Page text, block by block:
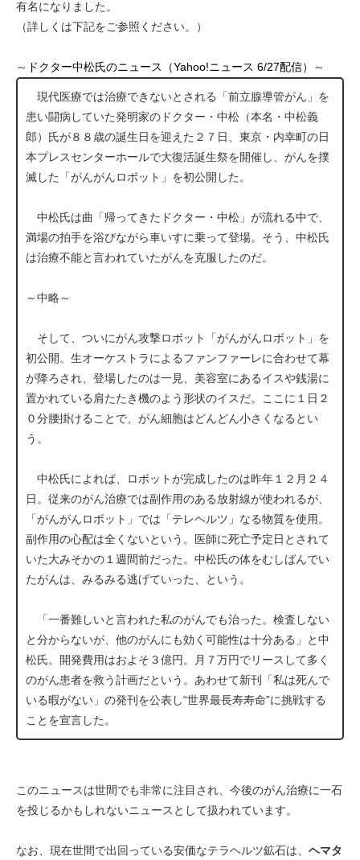
有名になりました。
（詳しくは下記をご参照ください。）
～ ドクター中松氏のニュース（Yahoo!ニュース 6/27配信） ～
現代医療では治療できないとされる「前立腺導管がん」を
患い闘病していた発明家のドクター・中松（本名・中松義
郎）氏が８８歳の誕生日を迎えた２７日、東京・内幸町の日
本プレスセンターホールで大復活誕生祭を開催し、がんを撲
滅した「がんがんロボット」を初公開した。
中松氏は曲「帰ってきたドクター・中松」が流れる中で、
満場の拍手を浴びながら車いすに乗って登場。そう、中松氏
は治療不能と言われていたがんを克服したのだ。
～中略～
そして、ついにがん攻撃ロボット「がんがんロボット」を
初公開。生オーケストラによるファンファーレに合わせて幕
が降ろされ、登場したのは一見、美容室にあるイスや銭湯に
置かれている肩たたき機のよう形状のイスだ。ここに１日２
０分腰掛けることで、がん細胞はどんどん小さくなるとい
う。
中松氏によれば、ロボットが完成したのは昨年１２月２４
日。従来のがん治療では副作用のある放射線が使われるが、
「がんがんロボット」では「テレヘルツ」なる物質を使用。
副作用の心配は全くないという。医師に死亡予定日とされて
いた大みそかの１週間前だった。中松氏の体をむしばんでい
たがんは、みるみる逃げていった、という。
「一番難しいと言われた私のがんでも治った。検査しない
と分からないが、他のがんにも効く可能性は十分ある」と中
松氏。開発費用はおよそ３億円。月７万円でリースして多く
のがん患者を救う計画だという。あわせて新刊「私は死んで
いる暇がない」の発刊を公表し“世界最長寿寿命”に挑戦する
ことを宣言した。
このニュースは世間でも非常に注目され、今後のがん治療に一石
を投じるかもしれないニュースとして扱われています。
なお、現在世間で出回っている安価なテラヘルツ鉱石は、 ヘマタ